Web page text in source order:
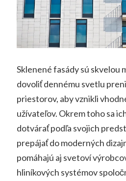
Sklenené fasády sú skvelou
dovoliť dennému svetlu
priestorov, aby vznikli
užívateľov. Okrem toho sa
dotvárať podľa svojich
prepájať do moderných
pomáhajú aj svetoví
hliníkových systémov